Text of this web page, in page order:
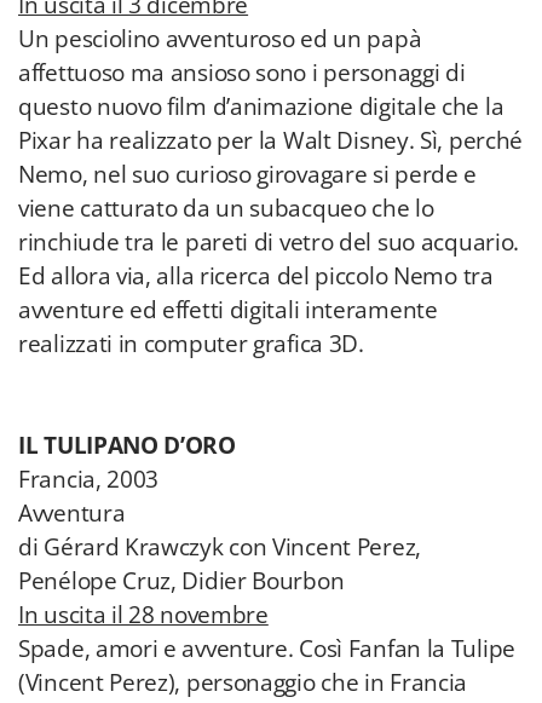
Un pesciolino avventuroso ed un papà
affettuoso ma ansioso sono i personaggi di
questo nuovo film d’animazione digitale che la
Pixar ha realizzato per la Walt Disney. Sì, perché
Nemo, nel suo curioso girovagare si perde e
viene catturato da un subacqueo che lo
rinchiude tra le pareti di vetro del suo acquario.
Ed allora via, alla ricerca del piccolo Nemo tra
avventure ed effetti digitali interamente
realizzati in computer grafica 3D.
IL TULIPANO D’ORO
Francia, 2003
Avventura
di Gérard Krawczyk con Vincent Perez,
Penélope Cruz, Didier Bourbon
In uscita il 28 novembre
Spade, amori e avventure. Così Fanfan la Tulipe
(Vincent Perez), personaggio che in Francia